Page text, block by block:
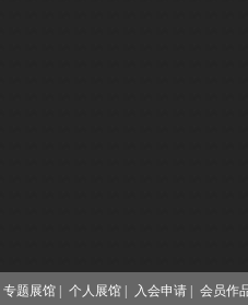
专题展馆 | 个人展馆 | 入会申请 | 会员作